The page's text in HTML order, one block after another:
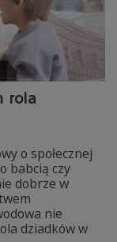
rola
o społecznej
babcią czy
dobrze w
nie
dziadków w